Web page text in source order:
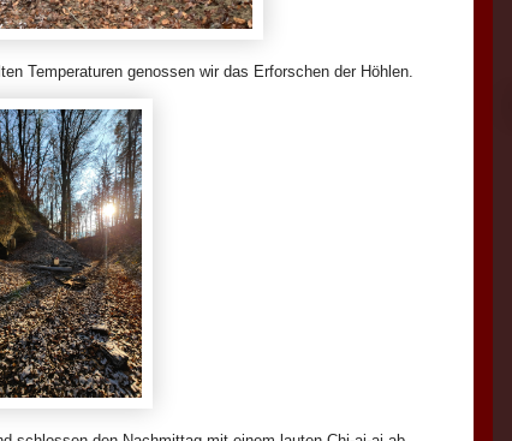
Temperaturen genossen wir das Erforschen der Höhlen.